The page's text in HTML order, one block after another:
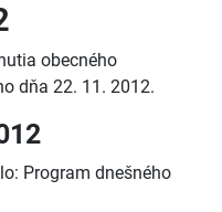
obecného
dňa 22. 11. 2012.
Program dnešného